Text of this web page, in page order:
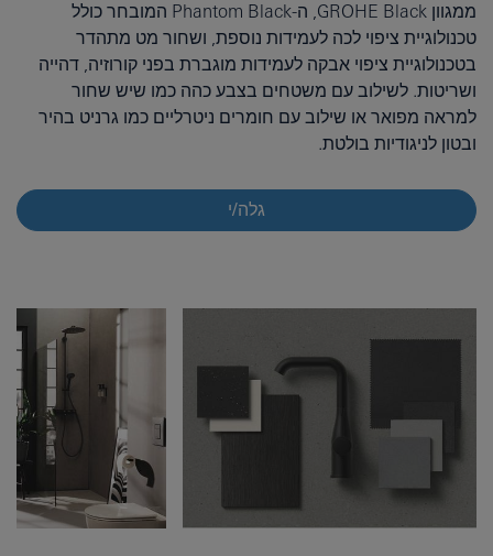
ממגוון GROHE Black, ה-Phantom Black המובחר כולל
טכנולוגיית ציפוי לכה לעמידות נוספת, ושחור מט מתהדר
בטכנולוגיית ציפוי אבקה לעמידות מוגברת בפני קורוזיה, דהייה
ושריטות. לשילוב עם משטחים בצבע כהה כמו שיש שחור
למראה מפואר או שילוב עם חומרים ניטרליים כמו גרניט בהיר
ובטון לניגודיות בולטת.
גלה/י